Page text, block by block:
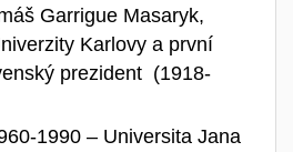
Garrigue Masaryk,
Karlovy a první
prezident (1918-
1990 – Universita Jana